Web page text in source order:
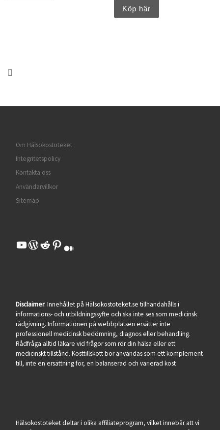
Köp här
Om Hälsokostoteket
Integritetspolicy
Kontakta oss
Användarvillkor
Sitemap
YouTube
WordPress
Reddit
Pinterest
Medium
Disclaimer: Innehållet på Hälsokostoteket.se tillhandahålls i
informations- och utbildningssyfte och ska inte ses som medicinsk
rådgivning. Informationen på webbplatsen ersätter inte
professionell medicinsk bedömning, diagnos eller behandling.
Rådfråga alltid läkare vid frågor som rör din hälsa eller ett
medicinskt tillstånd. Kosttillskott bör användas som ett komplement
till, inte en ersättning för, en balanserad och varierad kost
Hälsokostoteket deltar i olika affiliateprogram, vilket innebär att vi